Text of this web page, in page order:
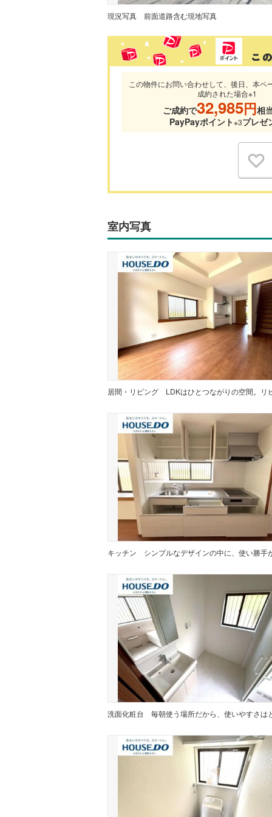
現況写真 前面道路含む現地写真
この物件にお問い合わせして、後日、本ペ
成約された場合※1
ご成約で32,985円相
PayPayポイント※3プレゼ
室内写真
居間・リビング
キッチン
洗面化粧台